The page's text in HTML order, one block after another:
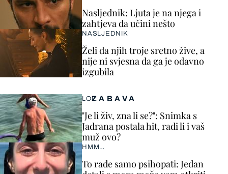
ZABAVA
LOL
"Je li živ, zna li se?": Snimka s
Jadrana postala hit, radi li i vaš
muž ovo?
HMM…
To rade samo psihopati: Jedan
Nasljednik: Ljuta je na njega i
zahtjeva da učini nešto
NASLJEDNIK
Želi da njih troje sretno žive, a
nije ni svjesna da ga je odavno
izgubila